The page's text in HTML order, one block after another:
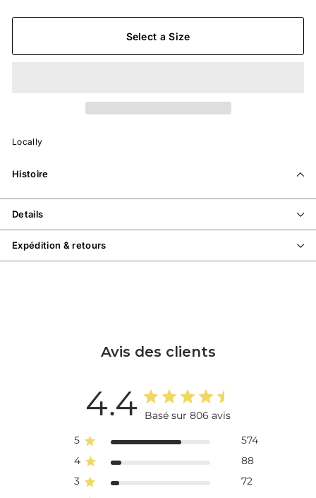
Select a Size
Locally
Histoire
Details
Expédition & retours
Avis des clients
4.4
Basé sur 806 avis
5
574
4
88
3
72